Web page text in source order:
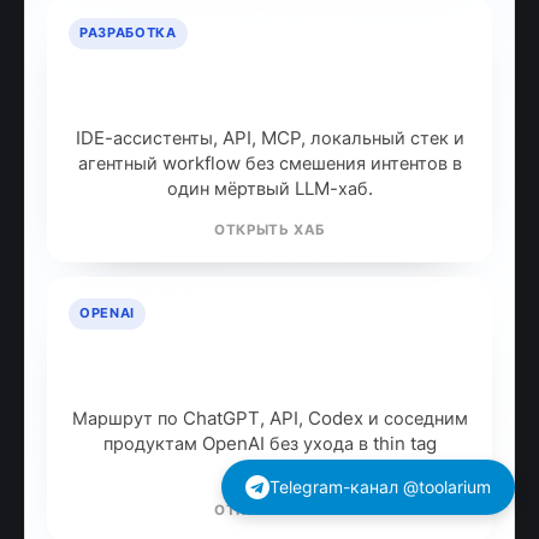
РАЗРАБОТКА
IDE-ассистенты, API, MCP, локальный стек и
агентный workflow без смешения интентов в
один мёртвый LLM-хаб.
ОТКРЫТЬ ХАБ
OPENAI
Маршрут по ChatGPT, API, Codex и соседним
продуктам OpenAI без ухода в thin tag
archive.
ОТКРЫТЬ ХАБ
Telegram-канал @toolarium